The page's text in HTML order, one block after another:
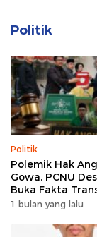
Politik
Politik
Polemik Hak
Gowa, PCNU
Buka Fakta
1 bulan yang lalu